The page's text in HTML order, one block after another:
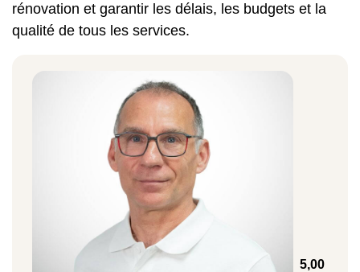
Exemples de prix pour des travaux de
rénovation et garantir les délais, les budgets et la
qualité de tous les services.
5,00